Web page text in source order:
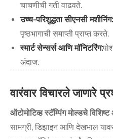
चाचणीची गती वाढवते.
उच्च-परिशुद्धता सीएनसी मशीनिंग:
पृष्ठभागाची समाप्ती प्राप्त करते.
स्मार्ट सेन्सर्स आणि मॉनिटरिंग:
अंदाज.
वारंवार विचारले जाणारे
ऑटोमोटिव्ह स्टॅम्पिंग मोल्डचे
सामग्री, डिझाइन आणि देखभाल